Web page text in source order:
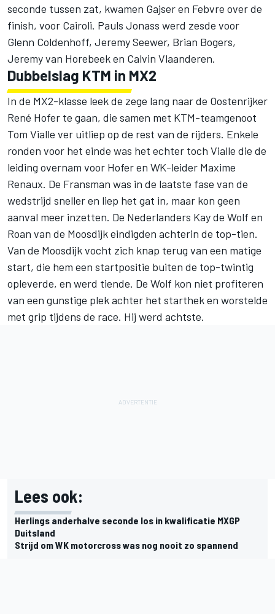
seconde tussen zat, kwamen Gajser en Febvre over de
finish, voor Cairoli. Pauls Jonass werd zesde voor
Glenn Coldenhoff, Jeremy Seewer, Brian Bogers,
Jeremy van Horebeek en Calvin Vlaanderen.
Dubbelslag KTM in MX2
In de MX2-klasse leek de zege lang naar de Oostenrijker
René Hofer te gaan, die samen met KTM-teamgenoot
Tom Vialle ver uitliep op de rest van de rijders. Enkele
ronden voor het einde was het echter toch Vialle die de
leiding overnam voor Hofer en WK-leider Maxime
Renaux. De Fransman was in de laatste fase van de
wedstrijd sneller en liep het gat in, maar kon geen
aanval meer inzetten. De Nederlanders Kay de Wolf en
Roan van de Moosdijk eindigden achterin de top-tien.
Van de Moosdijk vocht zich knap terug van een matige
start, die hem een startpositie buiten de top-twintig
opleverde, en werd tiende. De Wolf kon niet profiteren
van een gunstige plek achter het starthek en worstelde
met grip tijdens de race. Hij werd achtste.
Lees ook:
Herlings anderhalve seconde los in kwalificatie MXGP
Duitsland
Strijd om WK motorcross was nog nooit zo spannend